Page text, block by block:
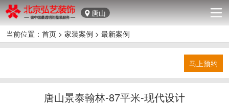
唐山
当前位置：首页 >家装案例 >最新案例
马上预约
唐山景泰翰林-87平米-现代设计